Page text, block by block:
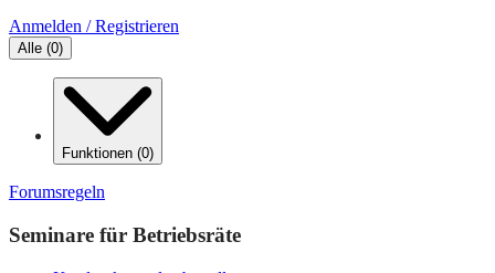
Anmelden / Registrieren
Alle (0)
Funktionen (0)
Forumsregeln
Seminare für Betriebsräte